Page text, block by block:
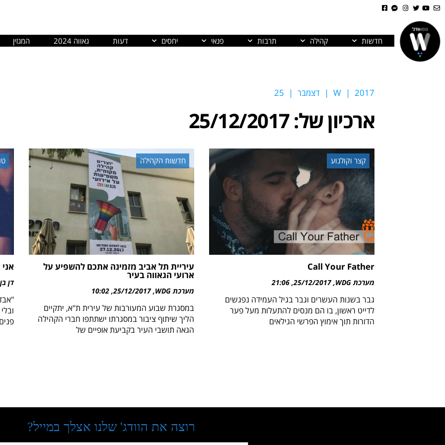
חדשות קהילה תרבות פנאי יחסים דעות גאווה 2024 המגזין
W | 2017
| דצמבר |
25
ארכיון של:25/12/2017
קצר וקולנוע
Call Your Father
מערכת WDG 25/12/2017
21:06
גבר בשנות העשרים וגבר בגיל העמידה נפגשים
לדייט ראשון, בו הם מנסים להתעלות מעל פער
הדורות תוך אימוץ הפרשי הגילאים
חדשות הקהילה
עיריית תל אביב מזמינה אתכם להשפיע על
ארועי הגאווה בעיר
מערכת WDG 25/12/2017
10:02
במסגרת שבוע המעורבות של עירית ת"א, יתקיים
הליך שיתוף ציבור במסגרתו ישתתפו חברי הקהילה
הגאה תושבי העיר בקביעת אופיים של
דן